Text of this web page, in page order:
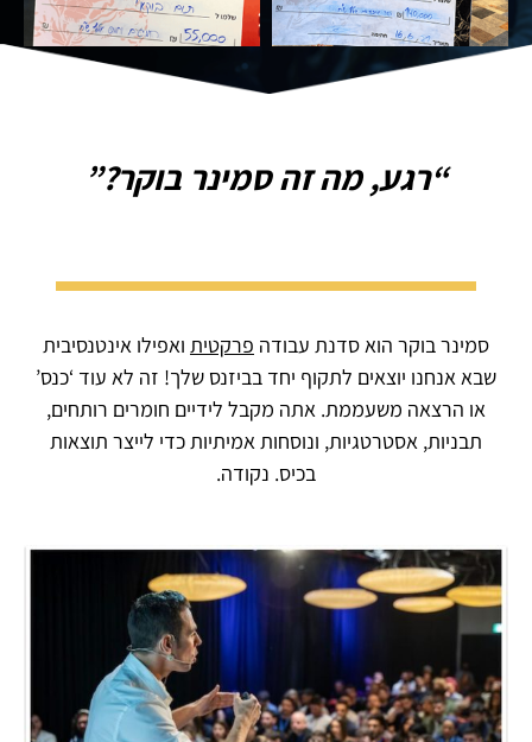
“רגע, מה זה סמינר בוקר?”
סמינר בוקר הוא סדנת עבודה פרקטית ואפילו אינטנסיבית
שבא אנחנו יוצאים לתקוף יחד בביזנס שלך! זה לא עוד ‘כנס’
או הרצאה משעממת. אתה מקבל לידיים חומרים רותחים,
תבניות, אסטרטגיות, ונוסחות אמיתיות כדי לייצר תוצאות
בכיס. נקודה.